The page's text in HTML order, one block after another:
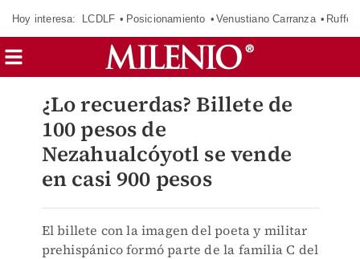
Hoy interesa: LCDLF Posicionamiento Venustiano Carranza Ruffo
¿Lo recuerdas? Billete de
100 pesos de
Nezahualcóyotl se vende
en casi 900 pesos
El billete con la imagen del poeta y militar
prehispánico formó parte de la familia C del